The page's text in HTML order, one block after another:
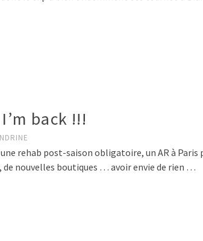
back !!!
rehab post-saison obligatoire, un AR à Paris
de nouvelles boutiques … avoir envie de rien …